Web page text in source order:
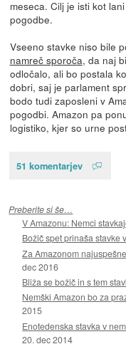
meseca. Cilj je isti kot
pogodbe.
Vseeno stavke niso bile
namreč sporoča, da naj
odločalo, ali bo postala
dobri, saj je parlament
bodo tudi zaposleni v
pogodbi. Amazon pa
logistiko, kjer so urne
51 komentarjev
Preberite si še…
V Amazonu: Nemci
Božič spet prinaša stavke
Za Amazonom
dec 2016
Bliža se božič in s tem
Nemški Amazon bo za
2015
Enotedenska stavka v
20. dec 2014